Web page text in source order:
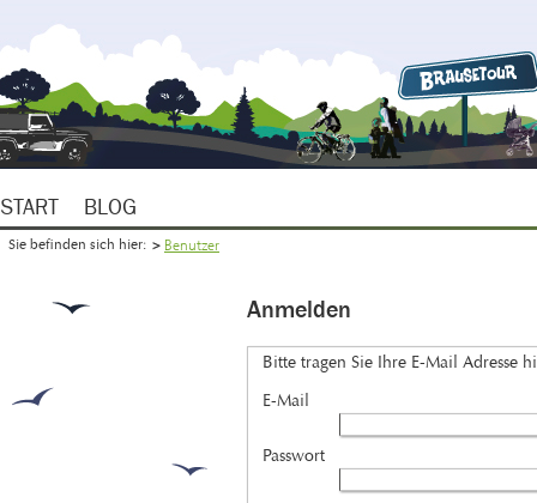
START BLOG
Sie befinden sich hier: Benutzer
Anmelden
Bitte tragen Sie Ihre E-Mail Adresse
E-Mail
Passwort